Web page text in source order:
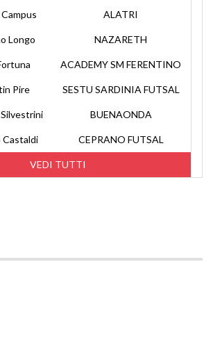
VEDI TUTTI
ALATRI
Longo NAZARETH
ACADEMY SM FERENTINO
Pire SESTU SARDINIA FUTSAL
BUENAONDA
Castaldi CEPRANO FUTSAL